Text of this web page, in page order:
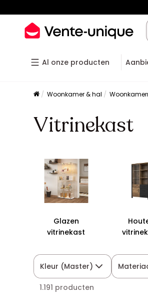
Al onze producten
Woonkamer & hal
Vitrinekast
Glazen
vitrinekast
Kleur (Master)
1.191 producten